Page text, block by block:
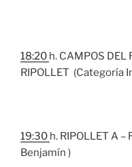
18:20 h. CAMPOS DEL
RIPOLLET (Categoría
19:30 h. RIPOLLET A
Benjamín )